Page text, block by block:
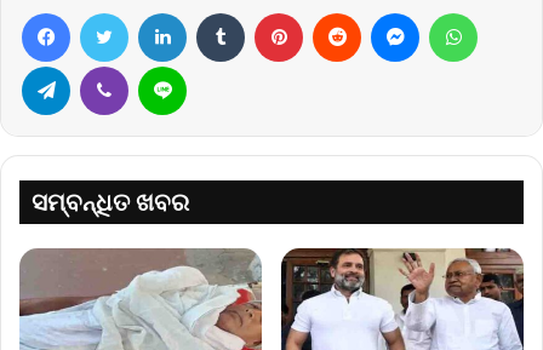
FacebookTwitter LinkedIn Tumblr Pinterest Reddit Messenger
Telegram Viber Line
ସମ୍ବନ୍ଧିତ ଖବର